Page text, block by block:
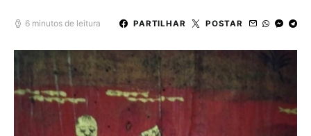
6 minutos de leitura PARTILHAR POSTAR